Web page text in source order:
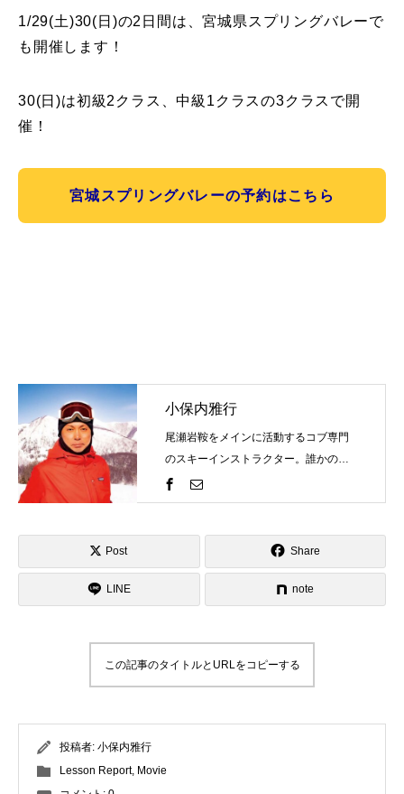
1/29(土)30(日)の2日間は、宮城県スプリングバレーで
も開催します！
30(日)は初級2クラス、中級1クラスの3クラスで開
催！
宮城スプリングバレーの予約はこちら
小保内雅行
尾瀬岩鞍をメインに活動するコブ専門
のスキーインストラクター。誰かの評
価を気にするものではなく自分の世界
観を表現するのがスキーそしてコブ。
て、自分のコブスタイルを見つけませ
んか？ゲレンデで見かけたらお気軽に
Post Share
LINE note
この記事のタイトルとURLをコピーする
投稿者: 小保内雅行
Lesson Report, Movie